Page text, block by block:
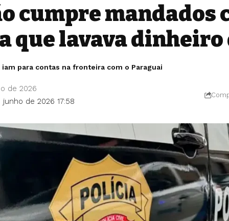
cumpre mandados
que lavava dinheiro
para contas na fronteira com o Paraguai
de 2026 17:58
de 2026